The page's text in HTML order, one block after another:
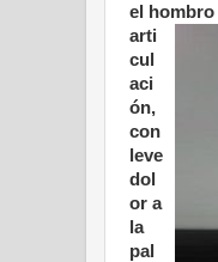
el hombro
arti
cul
aci
ón,
con
leve
dol
or a
la
pal